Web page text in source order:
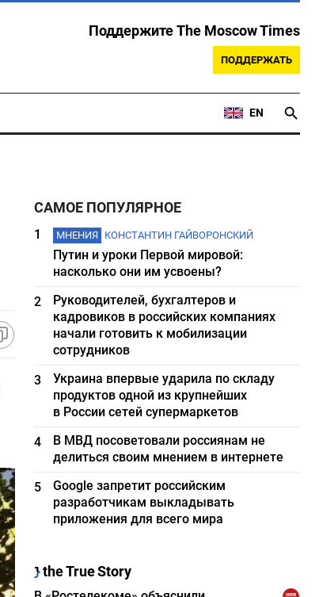
Поддержите The Moscow Times
ПОДДЕРЖАТЬ
EN
САМОЕ ПОПУЛЯРНОЕ
1 МНЕНИЯ КОНСТАНТИН ГАЙВОРОНСКИЙ
Путин и уроки Первой мировой:
насколько они им усвоены?
2
Руководителей, бухгалтеров и
кадровиков в российских компаниях
начали готовить к мобилизации
сотрудников
3
Украина впервые ударила по складу
продуктов одной из крупнейших
в России сетей супермаркетов
4
В МВД посоветовали россиянам не
делиться своим мнением в интернете
5
Google запретит российским
разработчикам выкладывать
приложения для всего мира